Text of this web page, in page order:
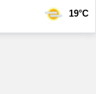
19°C